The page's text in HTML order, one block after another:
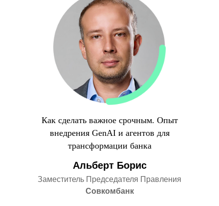
Как сделать важное срочным. Опыт
внедрения GenAI и агентов для
трансформации банка
Альберт Борис
Заместитель Председателя Правления
Совкомбанк